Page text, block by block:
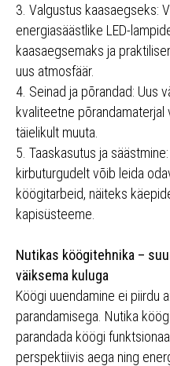
3. Valgustus kaasaegseks:
energiasäästlike LED-
kaasaegsemaks ja
uus atmosfäär.
4. Seinad ja põrandad: Uus
kvaliteetne
täielikult muuta.
5. Taaskasutus ja
kirbuturgudelt võib leida
köögitarbeid, näiteks
kapisüsteeme.
Nutikas köögitehnika –
väiksema kuluga
Köögi uuendamine ei piirdu
parandamisega. Nutika
parandada köögi
perspektiivis aega ning